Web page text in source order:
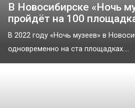
В Новосибирске «Ночь
пройдёт на 100
В 2022 году «Ночь музеев» в
одновременно на ста площадках....